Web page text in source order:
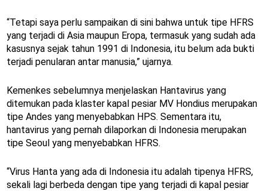
“Tetapi saya perlu sampaikan di sini bahwa untuk tipe HFRS
yang terjadi di Asia maupun Eropa, termasuk yang sudah ada
kasusnya sejak tahun 1991 di Indonesia, itu belum ada bukti
terjadi penularan antar manusia,” ujarnya.
Kemenkes sebelumnya menjelaskan Hantavirus yang
ditemukan pada klaster kapal pesiar MV Hondius merupakan
tipe Andes yang menyebabkan HPS. Sementara itu,
hantavirus yang pernah dilaporkan di Indonesia merupakan
tipe Seoul yang menyebabkan HFRS.
“Virus Hanta yang ada di Indonesia itu adalah tipenya HFRS,
sekali lagi berbeda dengan tipe yang terjadi di kapal pesiar